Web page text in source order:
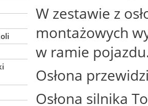
W zestawie z
montażowych
w ramie
Osłona
Osłona silnika